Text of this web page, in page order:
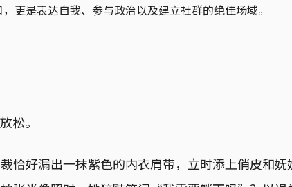
更是表达自我、参与政治以及建立社群的绝佳场域。
松。
恰好漏出一抹紫色的内衣肩带，立时添上俏皮和妩